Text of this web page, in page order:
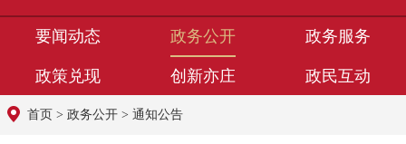
要闻动态 政务公开 政务服务
政策兑现 创新亦庄 政民互动
首页 > 政务公开 > 通知公告